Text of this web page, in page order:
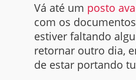
Vá até um posto
com os
estiver faltando
retornar outro dia,
de estar portando